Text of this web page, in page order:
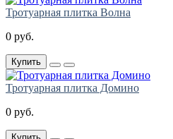
Тротуарная плитка Волна
0 руб.
Купить
Тротуарная плитка Домино
0 руб.